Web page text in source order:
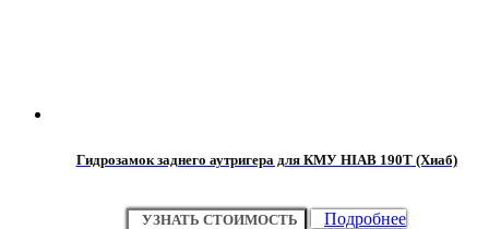
Гидрозамок заднего аутригера для КМУ HIAB 190T (Хиаб)
УЗНАТЬ СТОИМОСТЬ Подробнее